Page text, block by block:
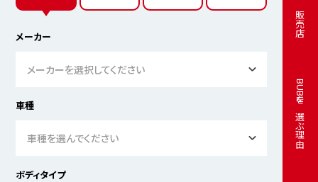
販売店
BUBUを選ぶ理由
メーカー
メーカーを選択してください
車種
車種を選んでください
ボディタイプ